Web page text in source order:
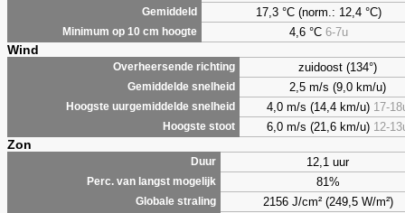
Gemiddeld 17,3 °C (norm.: 12,4 °C)
Minimum op 10 cm hoogte 4,6°C 6-7u
Wind
Overheersende richting zuidoost (134°)
Gemiddelde snelheid 2,5 m/s (9,0 km/u)
Hoogste uurgemiddelde snelheid 4,0 m/s (14,4 km/u) 17-
Hoogste stoot 6,0 m/s (21,6 km/u) 12-
Zon
Duur 12,1 uur
Perc. van langst mogelijk 81%
Globale straling 2156 J/cm² (249,5 W/m²)